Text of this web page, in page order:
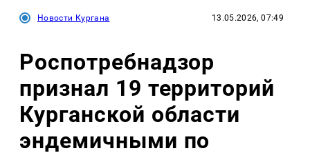
Новости Кургана 13.05.2026, 07:49
Роспотребнадзор
признал 19 территорий
Курганской области
эндемичными по